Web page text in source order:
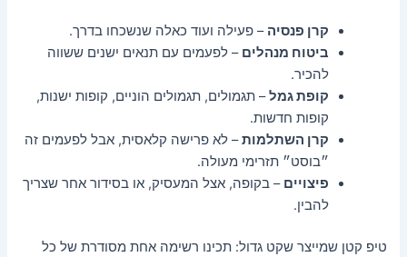
קרן פנסיה – פעילה ועוד כאלה שנשכחו בדרך.
ביטוח מנהלים – לפעמים עם תנאים ישנים ששווה
להכיר.
קופת גמל– תגמולים, תגמולים הוניים, קופות ישנות,
קופות חדשות.
קרן השתלמות– לא פרישה קלאסית, אבל לפעמים זה
״בוסט״ תזרימי מעולה.
פיצויים – בקופה, אצל המעסיק, או בסידור אחר שצריך
להבין.
טיפ קטן שמייצר שקט גדול: תכינו רשימה אחת מסודרת של כל